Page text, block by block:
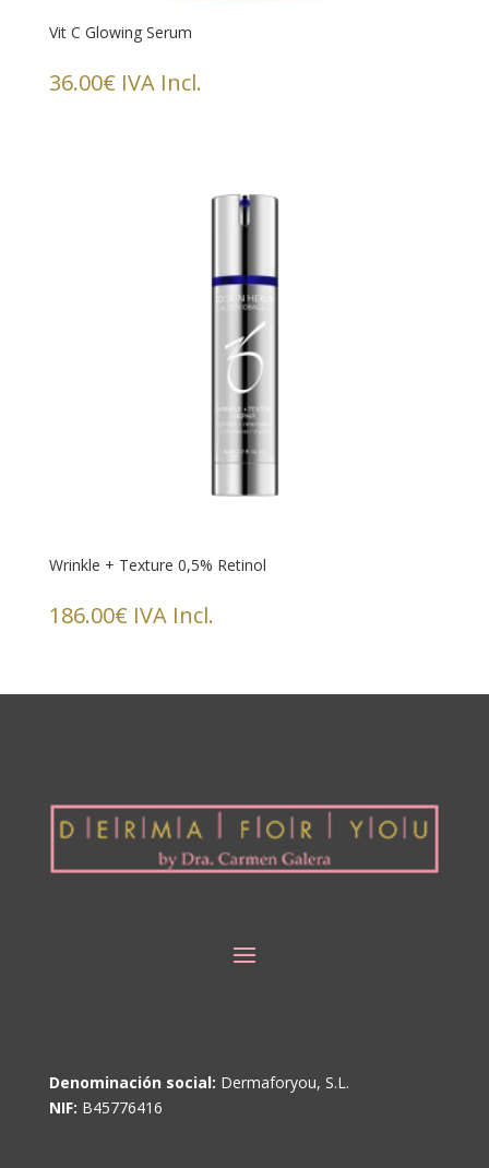
Vit C Glowing Serum
36.00€ IVA Incl.
Wrinkle + Texture 0,5% Retinol
186.00€ IVA Incl.
Denominación social: Dermaforyou, S.L.
NIF: B45776416